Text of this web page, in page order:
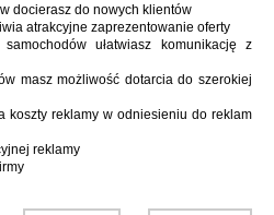
docierasz do nowych klientów
atrakcyjne zaprezentowanie oferty
ułatwiasz komunikację z
masz możliwość dotarcia do szerokiej
koszty reklamy w odniesieniu do reklam
reklamy